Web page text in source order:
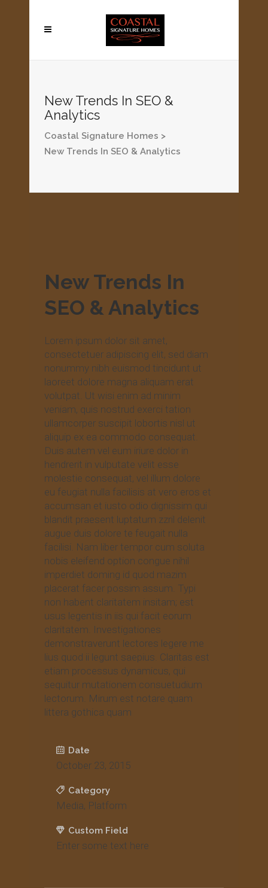
New Trends In SEO &
Analytics
Coastal Signature Homes >
New Trends In SEO & Analytics
New Trends In
SEO & Analytics
Lorem ipsum dolor sit amet,
consectetuer adipiscing elit, sed diam
nonummy nibh euismod tincidunt ut
laoreet dolore magna aliquam erat
volutpat. Ut wisi enim ad minim
veniam, quis nostrud exerci tation
ullamcorper suscipit lobortis nisl ut
aliquip ex ea commodo consequat.
Duis autem vel eum iriure dolor in
hendrerit in vulputate velit esse
molestie consequat, vel illum dolore
eu feugiat nulla facilisis at vero eros et
accumsan et iusto odio dignissim qui
blandit praesent luptatum zzril delenit
augue duis dolore te feugait nulla
facilisi. Nam liber tempor cum soluta
nobis eleifend option congue nihil
imperdiet doming id quod mazim
placerat facer possim assum. Typi
non habent claritatem insitam; est
usus legentis in iis qui facit eorum
claritatem. Investigationes
demonstraverunt lectores legere me
lius quod ii legunt saepius. Claritas est
etiam processus dynamicus, qui
sequitur mutationem consuetudium
lectorum. Mirum est notare quam
littera gothica quam
Date
October 23, 2015
Category
Media, Platform
Custom Field
Enter some text here